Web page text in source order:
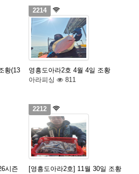
황(13
2214
영흥도아라2호 4월 4일 조황
아라피싱
811
시즌
2212
[영흥도아라2호] 11월 30일 조황